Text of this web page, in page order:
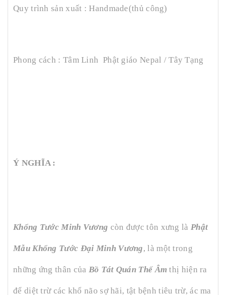
Quy trình sản xuất : Handmade(thủ công)
Phong cách : Tâm Linh Phật giáo Nepal / Tây Tạng
Ý NGHĨA :
Khổng Tước Minh Vương còn được tôn xưng là Phật
Mẫu Khổng Tước Đại Minh Vương, là một trong
những ứng thân của Bồ Tát Quán Thế Âmthị hiện ra
để diệt trừ các khổ não sợ hãi, tật bệnh tiêu trừ, ác ma